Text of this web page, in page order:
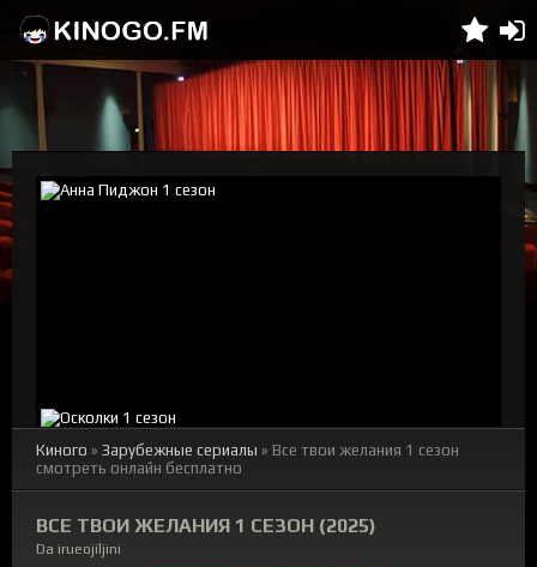
Киного » Зарубежные сериалы » Все твои желания 1 сезон
смотреть онлайн бесплатно
ВСЕ ТВОИ ЖЕЛАНИЯ 1 СЕЗОН (2025)
Da irueojiljini